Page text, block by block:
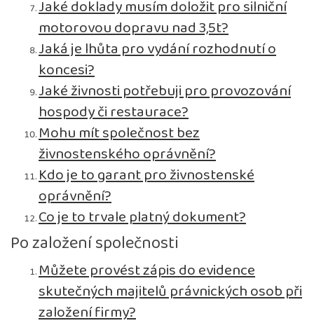
Jaké doklady musím doložit pro silniční
motorovou dopravu nad 3,5t?
Jaká je lhůta pro vydání rozhodnutí o
koncesi?
Jaké živnosti potřebuji pro provozování
hospody či restaurace?
Mohu mít společnost bez
živnostenského oprávnění?
Kdo je to garant pro živnostenské
oprávnění?
Co je to trvale platný dokument?
Po založení společnosti
Můžete provést zápis do evidence
skutečných majitelů právnických osob při
založení firmy?